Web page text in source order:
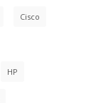
Cisco
HP